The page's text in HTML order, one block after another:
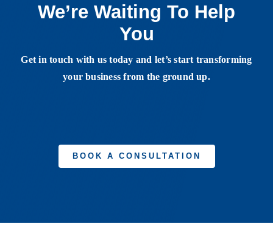
We’re Waiting To Help
You
Get in touch with us today and let’s start transforming
your business from the ground up.
BOOK A CONSULTATION